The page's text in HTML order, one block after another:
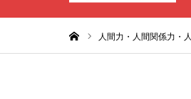
人間力・人間関係力・